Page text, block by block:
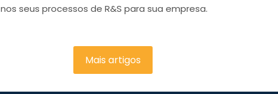
nos seus processos de R&S para sua empresa.
Mais artigos